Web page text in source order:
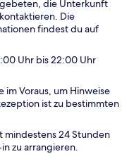
die Unterkunft
Die
findest du auf
Uhr bis 22:00 Uhr
Voraus, um Hinweise
ist zu bestimmten
24 Stunden
zu arrangieren.